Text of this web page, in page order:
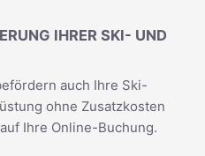
IHRER SKI- UND
auch Ihre Ski-
ohne Zusatzkosten
Ihre Online-Buchung.